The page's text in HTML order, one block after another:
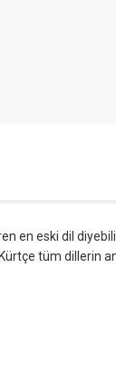
en eski dil
tüm dillerin